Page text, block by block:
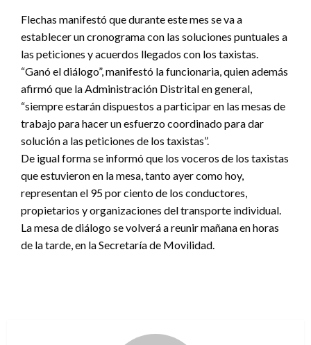
Flechas manifestó que durante este mes se va a
establecer un cronograma con las soluciones puntuales a
las peticiones y acuerdos llegados con los taxistas.
“Ganó el diálogo”, manifestó la funcionaria, quien además
afirmó que la Administración Distrital en general,
“siempre estarán dispuestos a participar en las mesas de
trabajo para hacer un esfuerzo coordinado para dar
solución a las peticiones de los taxistas”.
De igual forma se informó que los voceros de los taxistas
que estuvieron en la mesa, tanto ayer como hoy,
representan el 95 por ciento de los conductores,
propietarios y organizaciones del transporte individual.
La mesa de diálogo se volverá a reunir mañana en horas
de la tarde, en la Secretaría de Movilidad.